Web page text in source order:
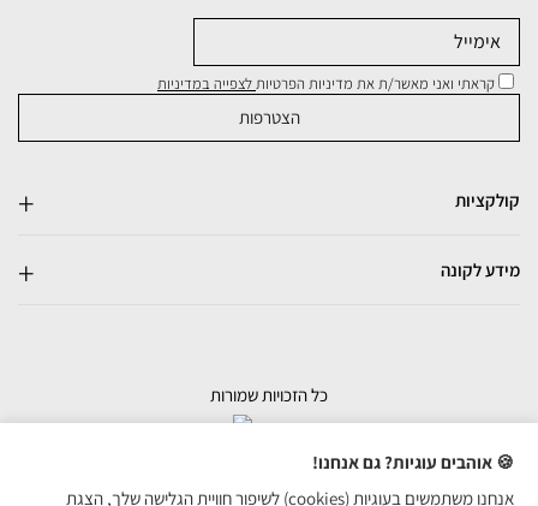
קראתי ואני מאשר/ת את מדיניות הפרטיותלצפייה במדיניות
קולקציות
מידע לקונה
בניית אתרי מכירות
כל הזכויות שמורות
🍪 אוהבים עוגיות? גם אנחנו!
אנחנו משתמשים בעוגיות (cookies) לשיפור חוויית הגלישה שלך, הצגת